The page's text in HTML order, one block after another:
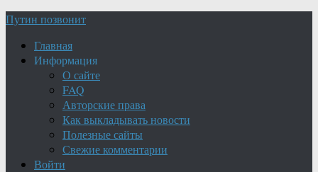
Путин позвонит
Главная
Информация
О сайте
FAQ
Авторские права
Как выкладывать новости
Полезные сайты
Свежие комментарии
Войти